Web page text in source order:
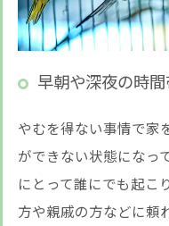
早朝や深夜の時
やむを得ない事情で家
ができない状態になっ
にとって誰にでも起こ
方や親戚の方などに頼